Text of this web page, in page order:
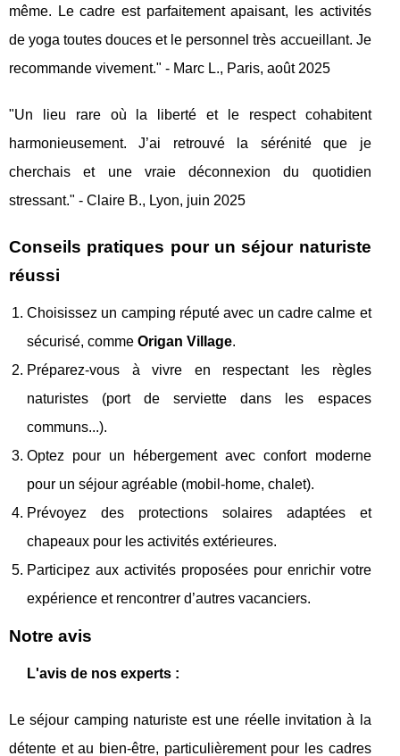
même. Le cadre est parfaitement apaisant, les activités
de yoga toutes douces et le personnel très accueillant. Je
recommande vivement." - Marc L., Paris, août 2025
"Un lieu rare où la liberté et le respect cohabitent
harmonieusement. J’ai retrouvé la sérénité que je
cherchais et une vraie déconnexion du quotidien
stressant." - Claire B., Lyon, juin 2025
Conseils pratiques pour un séjour naturiste
réussi
Choisissez un camping réputé avec un cadre calme et
sécurisé, comme Origan Village.
Préparez-vous à vivre en respectant les règles
naturistes (port de serviette dans les espaces
communs...).
Optez pour un hébergement avec confort moderne
pour un séjour agréable (mobil-home, chalet).
Prévoyez des protections solaires adaptées et
chapeaux pour les activités extérieures.
Participez aux activités proposées pour enrichir votre
expérience et rencontrer d’autres vacanciers.
Notre avis
L'avis de nos experts :
Le séjour camping naturiste est une réelle invitation à la
détente et au bien-être, particulièrement pour les cadres